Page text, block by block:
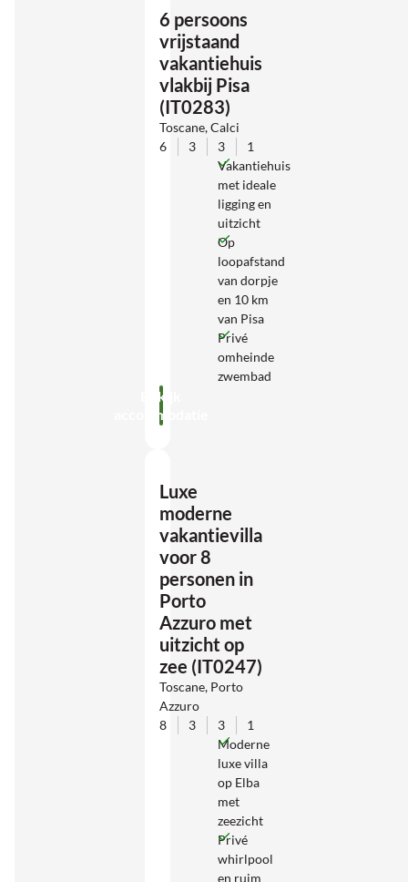
6 persoons
vrijstaand
vakantiehuis
vlakbij Pisa
(IT0283)
Toscane, Calci
6
3 3
1
Vakantiehuis
met ideale
ligging en
uitzicht
Op
loopafstand
van dorpje
en 10 km
van Pisa
Privé
omheinde
zwembad
Bekijk
accommodatie
Luxe
moderne
vakantievilla
voor 8
personen in
Porto
Azzuro met
uitzicht op
zee (IT0247)
Toscane, Porto
Azzuro
8
3 3
1
Moderne
luxe villa
op Elba
met
zeezicht
Privé
whirlpool
en ruim